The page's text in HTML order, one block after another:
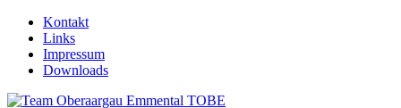
Kontakt
Links
Impressum
Downloads